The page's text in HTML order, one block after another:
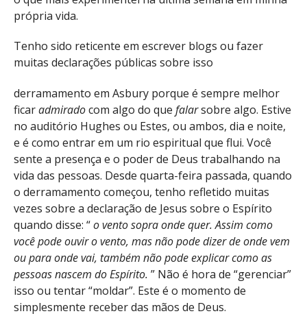
própria vida.
Tenho sido reticente em escrever blogs ou fazer
muitas declarações públicas sobre isso
derramamento em Asbury porque é sempre melhor
ficaradmiradocom algo do que falarsobre algo. Estive
no auditório Hughes ou Estes, ou ambos, dia e noite,
e é como entrar em um rio espiritual que flui. Você
sente a presença e o poder de Deus trabalhando na
vida das pessoas. Desde quarta-feira passada, quando
o derramamento começou, tenho refletido muitas
vezes sobre a declaração de Jesus sobre o Espírito
quando disse: “o vento sopra onde quer. Assim como
você pode ouvir o vento, mas não pode dizer de onde vem
ou para onde vai, também não pode explicar como as
pessoas nascem do Espírito. ” Não é hora de “gerenciar”
isso ou tentar “moldar”. Este é o momento de
simplesmente receber das mãos de Deus.